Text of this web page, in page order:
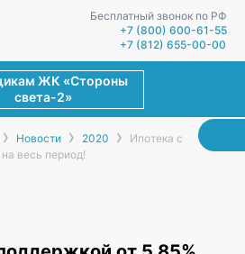
Бесплатный звонок по РФ
+7 (800) 600-61-55
+7 (812) 655-00-00
ЖК «Стороны
света-2»
› Новости › 2020 ›
Ипотека с
весь период!